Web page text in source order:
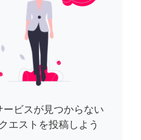
ービスが見つからない
エストを投稿しよう